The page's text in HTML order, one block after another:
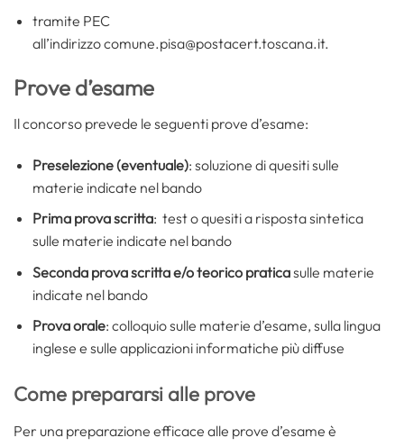
tramite PEC
all’indirizzo comune.pisa@postacert.toscana.it.
Prove d’esame
Il concorso prevede le seguenti prove d’esame:
Preselezione (eventuale): soluzione di quesiti sulle
materie indicate nel bando
Prima prova scritta: test o quesiti a risposta sintetica
sulle materie indicate nel bando
Seconda prova scritta e/o teorico praticasulle materie
indicate nel bando
Prova orale: colloquio sulle materie d’esame, sulla lingua
inglese e sulle applicazioni informatiche più diffuse
Come prepararsi alle prove
Per una preparazione efficace alle prove d’esame è